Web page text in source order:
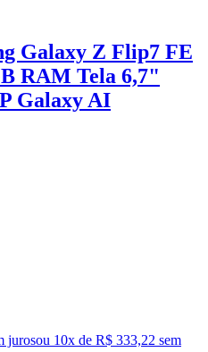
Galaxy Z Flip7 FE
RAM Tela 6,7"
Galaxy AI
jurosou 10x de R$ 333,22 sem